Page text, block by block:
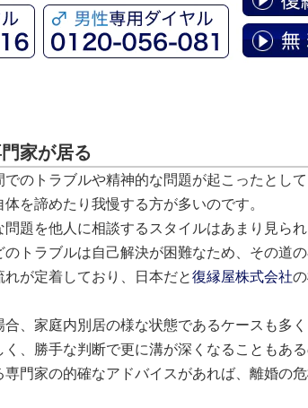
家が居る
のトラブルや精神的な問題が起こったとし
を諦めたり我慢する方が多いのです。
問題を他人に相談するスタイルはあまり見ら
トラブルは自己解決が困難なため、その道
が定着しており、日本だと復縁屋株式会社
、家庭内別居の様な状態であるケースも多
、勝手な判断で更に溝が深くなることもある
門家の的確なアドバイスがあれば、離婚の